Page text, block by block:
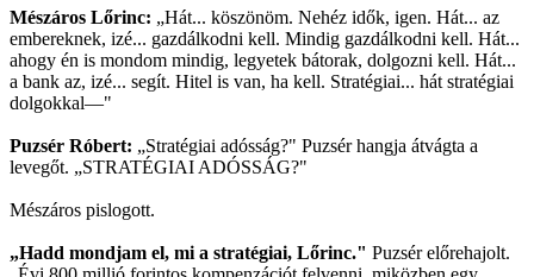
Mészáros Lőrinc: „Hát... köszönöm. Nehéz idők, igen. Hát... az
embereknek, izé... gazdálkodni kell. Mindig gazdálkodni kell. Hát...
ahogy én is mondom mindig, legyetek bátorak, dolgozni kell. Hát...
a bank az, izé... segít. Hitel is van, ha kell. Stratégiai... hát stratégiai
dolgokkal—"
Puzsér Róbert: „Stratégiai adósság?" Puzsér hangja átvágta a
levegőt. „STRATÉGIAI ADÓSSÁG?"
Mészáros pislogott.
„Hadd mondjam el, mi a stratégiai, Lőrinc." Puzsér előrehajolt.